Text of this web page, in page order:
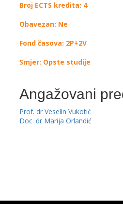
Broj ECTS kredita: 4
Obavezan: Ne
Fond časova: 2P+2V
Smjer: Opste studije
Angažovani
Prof. dr Veselin Vukotić
Doc. dr Marija Orlandić